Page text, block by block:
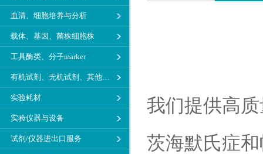
血清、细胞培养与分析
载体、基因、菌株细胞株
工具酶类、分子marker
有机试剂、无机试剂、其他生化试剂
实验耗材
实验仪器与设备
试剂/仪器进出口服务
我们提供高
茨海默氏症